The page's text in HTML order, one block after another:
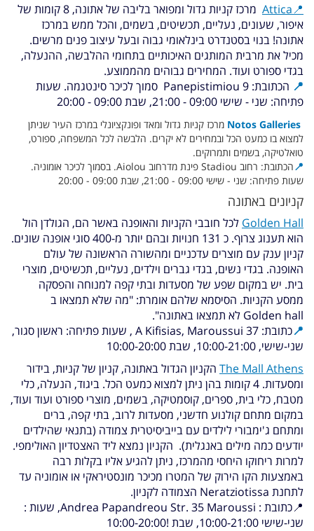
📍
Attica מרכז קניות גדול ומפואר בליבה של אתונה,
8 קומות של
איפור, שעונים, נעליים, תכשיטים, בשמים, והכל ממש במרכז
אתונה! בנוי בסטנדרט בינלאומי גבוה ובעל עיצוב פנים מרשים.
מכיל את מרבית המותגים האיכותיים בתחומי ההלבשה, ההנעלה,
בגדי ספורט ועוד. המחירים גבוהים מהממוצע.
📍
הכתובת: Panepistimiou 9 סמוך לכיכר סינטגמה. שעות
פתיחה: שני - שישי 09:00 - 21:00, שבת 09:00 - 20:00
Notos Galleries מרכז קניות גדול ומאד ופונקציונלי במרכז העיר שניתן
למצוא בו כמעט הכל ובמחירים לא יקרים. הלבשה לכל המשפחה, ספורט,
טואלטיקה, בשמים ותמרוקים.
📍
הכתובת: רחוב Stadiou פינת מדרחוב Aiolou. בסמוך לכיכר אומוניה.
שעות פתיחה: שני - שישי 09:00 - 21:00, שבת 09:00 - 20:00
קניונים באתונה
Golden Hall לכל חובבי הקניות והאופנה באשר הם, הגולדן הול
הוא תענוג צרוף. כ 131 חנויות ובהם יותר מ-400 סוגי אופנה שונים.
קניון ענק עם מוצרים עדכניים ומהשורה הראשונה של עולם
האופנה. בגדי נשים, בגדי גברים וילדים, נעליים, תכשיטים, מוצרי
בית. יש במקום שפע של מסעדות ובתי קפה למנוחה והפסקה
ממסע הקניות. הסיסמא שלהם אומרת: "מה שלא תמצאו ב
Golden hall לא תמצאו באתונה".
📍כתובת: 37 A Kifisias, Maroussui ,
שעות פתיחה: ראשון סגור,
שני-שישי, 10:00-21:00, שבת
10:00-20:00
The Mall Athens הקניון הגדול באתונה, קניון של קניות, בידור
ומסעדות. 4 קומות
בהן ניתן למצוא כמעט הכל. ביגוד, הנעלה, כלי
מטבח, כלי בית, ספרים, קוסמטיקה, בשמים, מוצרי ספורט ועוד ועוד,
במקום מתחם קולנוע חדשני, מסעדות לרוב, בתי קפה, ברים
ומתחם ג'ימבורי לילדים עם בייביסיטרית צמודה (בתנאי שהילדים
יודעים כמה מילים באנגלית). הקניון נמצא ליד האצטדיון האולימפי.
למרות ריחוקו היחסי מהמרכז, ניתן להגיע אליו בקלות רבה
באמצעות הקו הירוק של המטרו מכיכר מונסטיראקי או אומוניה עד
לתחנת Neratziotissa הצמודה לקניון.
📍כתובת : Andrea Papandreou Str. 35 Maroussi,
שעות :
שני-שישי 10:00-21:00,
שבת !10:00-20:00